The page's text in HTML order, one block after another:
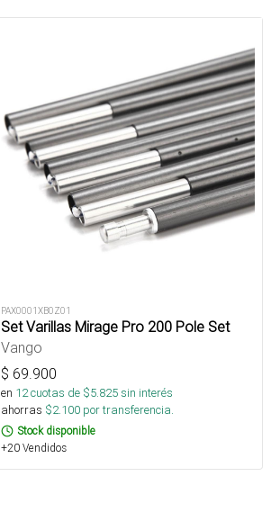
PAX0001XB0Z01
Set Varillas Mirage Pro 200 Pole Set
Vango
$ 69.900
en 12cuotas de $5.825sin interés
ahorras $2.100 por transferencia.
Stock disponible
+20 Vendidos